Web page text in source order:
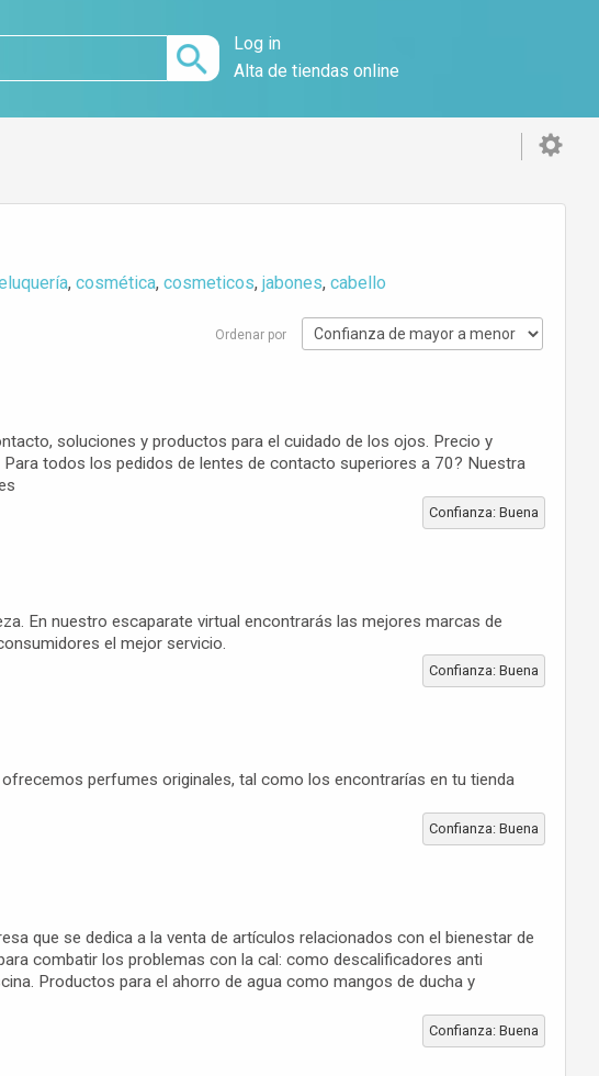
Log in
Alta de tiendas online
,cosmética,cosmeticos,jabones,cabello
Ordenar por
soluciones y productos para el cuidado de los ojos. Precio y
todos los pedidos de lentes de contacto superiores a 70? Nuestra
Confianza: Buena
En nuestro escaparate virtual encontrarás las mejores marcas de
el mejor servicio.
Confianza: Buena
perfumes originales, tal como los encontrarías en tu tienda
Confianza: Buena
que se dedica a la venta de artículos relacionados con el bienestar de
combatir los problemas con la cal: como descalificadores anti
Productos para el ahorro de agua como mangos de ducha y
Confianza: Buena